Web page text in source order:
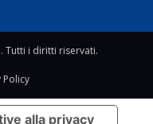
Tutti i diritti riservati.
Policy
alla privacy